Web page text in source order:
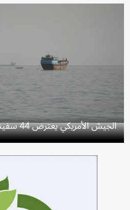
الجيش الأمريكي يعترض 44 سفينة ضمن حصار إيران